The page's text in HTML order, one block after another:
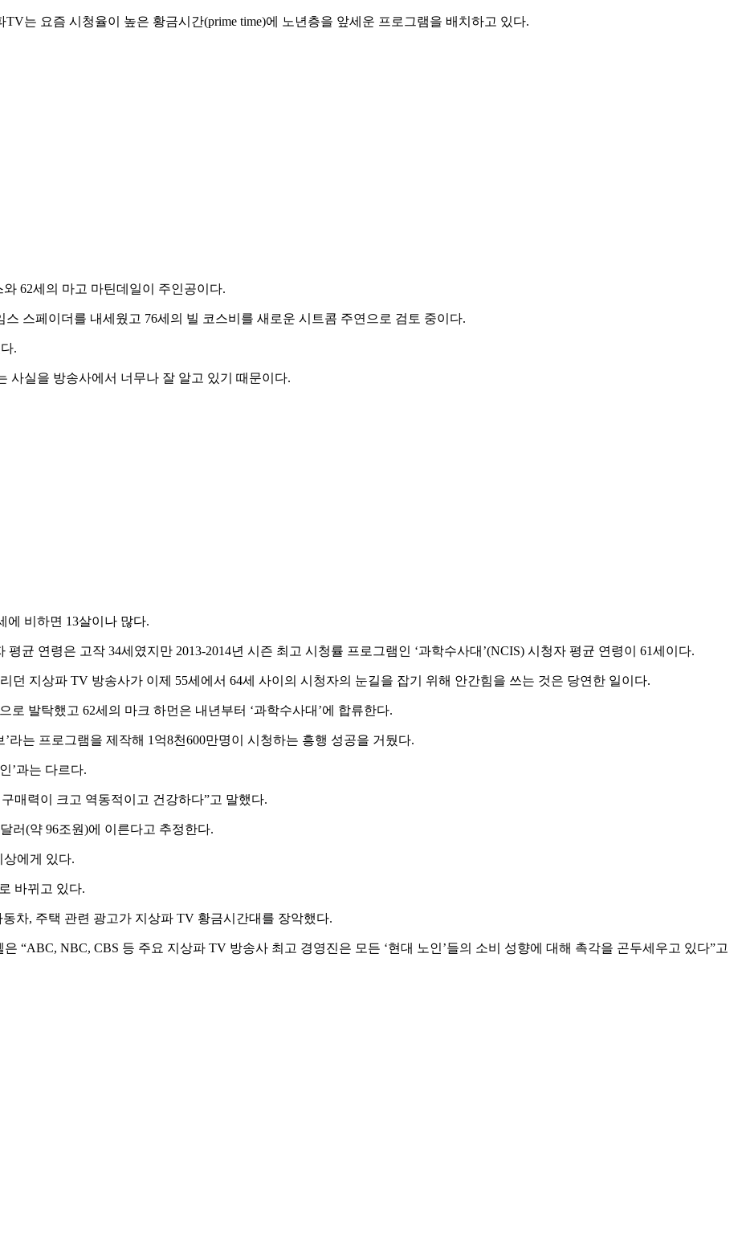
는 요즘 시청율이 높은 황금시간(prime time)에 노년층을 앞세운 프로그램을 배치하고 있다.
62세의 마고 마틴데일이 주인공이다.
스페이더를 내세웠고 76세의 빌 코스비를 새로운 시트콤 주연으로 검토 중이다.
.
실을 방송사에서 너무나 잘 알고 있기 때문이다.
비하면 13살이나 많다.
균 연령은 고작 34세였지만 2013-2014년 시즌 최고 시청률 프로그램인 ‘과학수사대’(NCIS) 시청자 평균 연령이 61세이다.
지상파 TV 방송사가 이제 55세에서 64세 사이의 시청자의 눈길을 잡기 위해 안간힘을 쓰는 것은 당연한 일이다.
발탁했고 62세의 마크 하먼은 내년부터 ‘과학수사대’에 합류한다.
는 프로그램을 제작해 1억8천600만명이 시청하는 흥행 성공을 거뒀다.
’과는 다르다.
매력이 크고 역동적이고 건강하다”고 말했다.
러(약 96조원)에 이른다고 추정한다.
에게 있다.
바뀌고 있다.
차, 주택 관련 광고가 지상파 TV 황금시간대를 장악했다.
“ABC, NBC, CBS 등 주요 지상파 TV 방송사 최고 경영진은 모든 ‘현대 노인’들의 소비 성향에 대해 촉각을 곤두세우고 있다”고